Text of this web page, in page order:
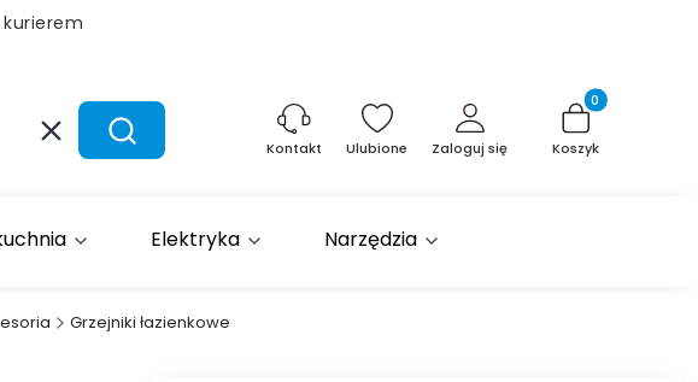
WyczyśćSzukaj Kontakt Ulubione Zaloguj się
Produkty w
Koszyk
Elektryka Narzędzia
Grzejniki łazienkowe